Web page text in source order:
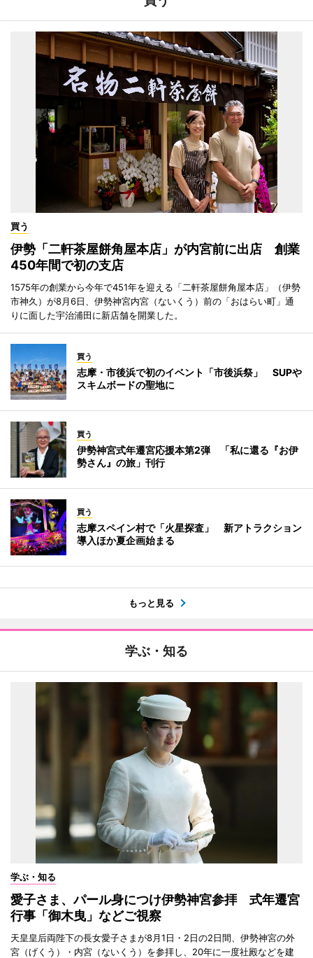
買う
伊勢「二軒茶屋餅角屋本店」が内宮前に出店 創業
450年間で初の支店
1575年の創業から今年で451年を迎える「二軒茶屋餅角屋本店」（伊勢
市神久）が8月6日、伊勢神宮内宮（ないくう）前の「おはらい町」通
りに面した宇治浦田に新店舗を開業した。
買う
志摩・市後浜で初のイベント「市後浜祭」 SUPや
スキムボードの聖地に
買う
伊勢神宮式年遷宮応援本第2弾 「私に還る『お伊
勢さん』の旅」刊行
買う
志摩スペイン村で「火星探査」 新アトラクション
導入ほか夏企画始まる
もっと見る
学ぶ・知る
学ぶ・知る
愛子さま、パール身につけ伊勢神宮参拝 式年遷宮
行事「御木曳」などご視察
天皇皇后両陛下の長女愛子さまが8月1日・2日の2日間、伊勢神宮の外
宮（げくう）・内宮（ないくう）を参拝し、20年に一度社殿などを建